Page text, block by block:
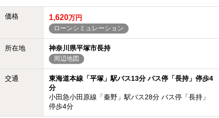
価格 1,620万円
ローンシミュレーション
所在地 神奈川県平塚市長持
周辺地図
交通
東海道本線「平塚」駅バス13分 バス停「長持」停歩4
分
小田急小田原線「秦野」駅バス28分 バス停「長持」
停歩4分